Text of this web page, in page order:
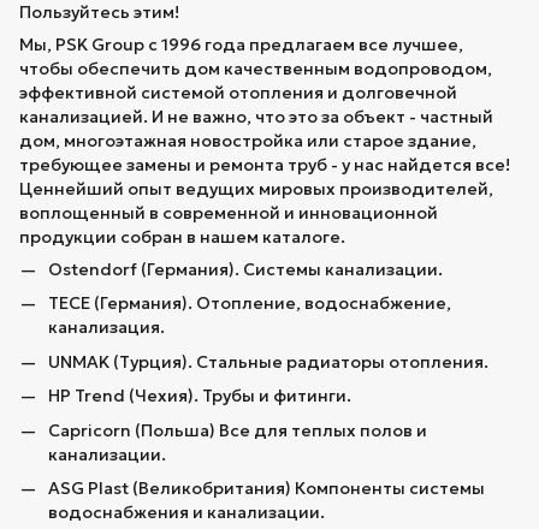
Пользуйтесь этим!
Мы, PSK Group с 1996 года предлагаем все лучшее,
чтобы обеспечить дом качественным водопроводом,
эффективной системой отопления и долговечной
канализацией. И не важно, что это за объект - частный
дом, многоэтажная новостройка или старое здание,
требующее замены и ремонта труб - у нас найдется все!
Ценнейший опыт ведущих мировых производителей,
воплощенный в современной и инновационной
продукции собран в нашем каталоге.
Ostendorf (Германия). Системы канализации.
TECE (Германия). Отопление, водоснабжение,
канализация.
UNMAK (Турция). Стальные радиаторы отопления.
HP Trend (Чехия). Трубы и фитинги.
Capricorn (Польша) Все для теплых полов и
канализации.
ASG Plast (Великобритания) Компоненты системы
водоснабжения и канализации.